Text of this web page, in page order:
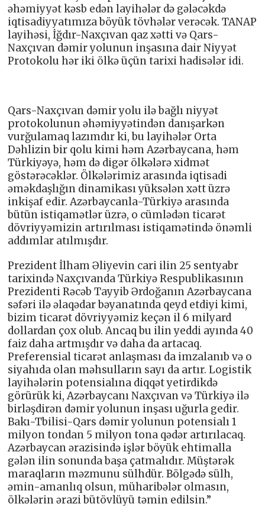
əhəmiyyət kəsb edən layihələr də gələcəkdə
iqtisadiyyatımıza böyük tövhələr verəcək. TANAP
layihəsi, İğdır-Naxçıvan qaz xətti və Qars-
Naxçıvan dəmir yolunun inşasına dair Niyyət
Protokolu hər iki ölkə üçün tarixi hadisələr idi.
Qars-Naxçıvan dəmir yolu ilə bağlı niyyət
protokolunun əhəmiyyətindən danışarkən
vurğulamaq lazımdır ki, bu layihələr Orta
Dəhlizin bir qolu kimi həm Azərbaycana, həm
Türkiyəyə, həm də digər ölkələrə xidmət
göstərəcəklər. Ölkələrimiz arasında iqtisadi
əməkdaşlığın dinamikası yüksələn xətt üzrə
inkişaf edir. Azərbaycanla-Türkiyə arasında
bütün istiqamətlər üzrə, o cümlədən ticarət
dövriyyəmizin artırılması istiqamətində önəmli
addımlar atılmışdır.
Prezident İlham Əliyevin cari ilin 25 sentyabr
tarixində Naxçıvanda Türkiyə Respublikasının
Prezidenti Rəcəb Tayyib Ərdoğanın Azərbaycana
səfəri ilə əlaqədar bəyanatında qeyd etdiyi kimi,
bizim ticarət dövriyyəmiz keçən il 6 milyard
dollardan çox olub. Ancaq bu ilin yeddi ayında 40
faiz daha artmışdır və daha da artacaq.
Preferensial ticarət anlaşması da imzalanıb və o
siyahıda olan məhsulların sayı da artır. Logistik
layihələrin potensialına diqqət yetirdikdə
görürük ki, Azərbaycanı Naxçıvan və Türkiyə ilə
birləşdirən dəmir yolunun inşası uğurla gedir.
Bakı-Tbilisi-Qars dəmir yolunun potensialı 1
milyon tondan 5 milyon tona qədər artırılacaq.
Azərbaycan ərazisində işlər böyük ehtimalla
gələn ilin sonunda başa çatmalıdır. Müştərək
maraqların məzmunu sülhdür. Bölgədə sülh,
əmin-amanlıq olsun, müharibələr olmasın,
ölkələrin ərazi bütövlüyü təmin edilsin.”